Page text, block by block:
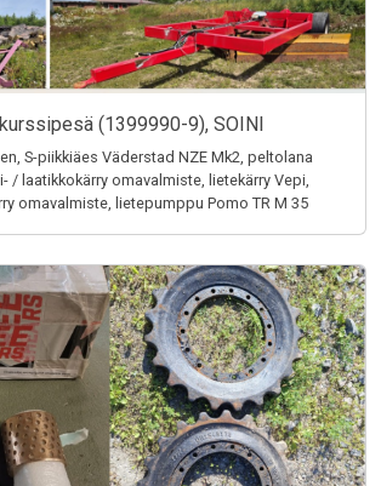
(1399990-9), SOINI
S-piikkiäes Väderstad NZE Mk2, peltolana
/ laatikkokärry omavalmiste, lietekärry Vepi,
omavalmiste, lietepumppu Pomo TR M 35